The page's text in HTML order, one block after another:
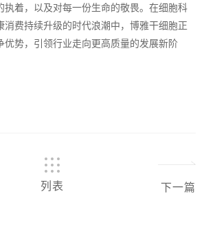
执着，以及对每一份生命的敬畏。在细胞科
消费持续升级的时代浪潮中，博雅干细胞正
优势，引领行业走向更高质量的发展新阶
列表 下一篇